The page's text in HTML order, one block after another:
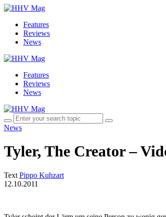
Features
Reviews
News
Features
Reviews
News
News
Tyler, The Creator –
Text Pippo Kuhzart
12.10.2011